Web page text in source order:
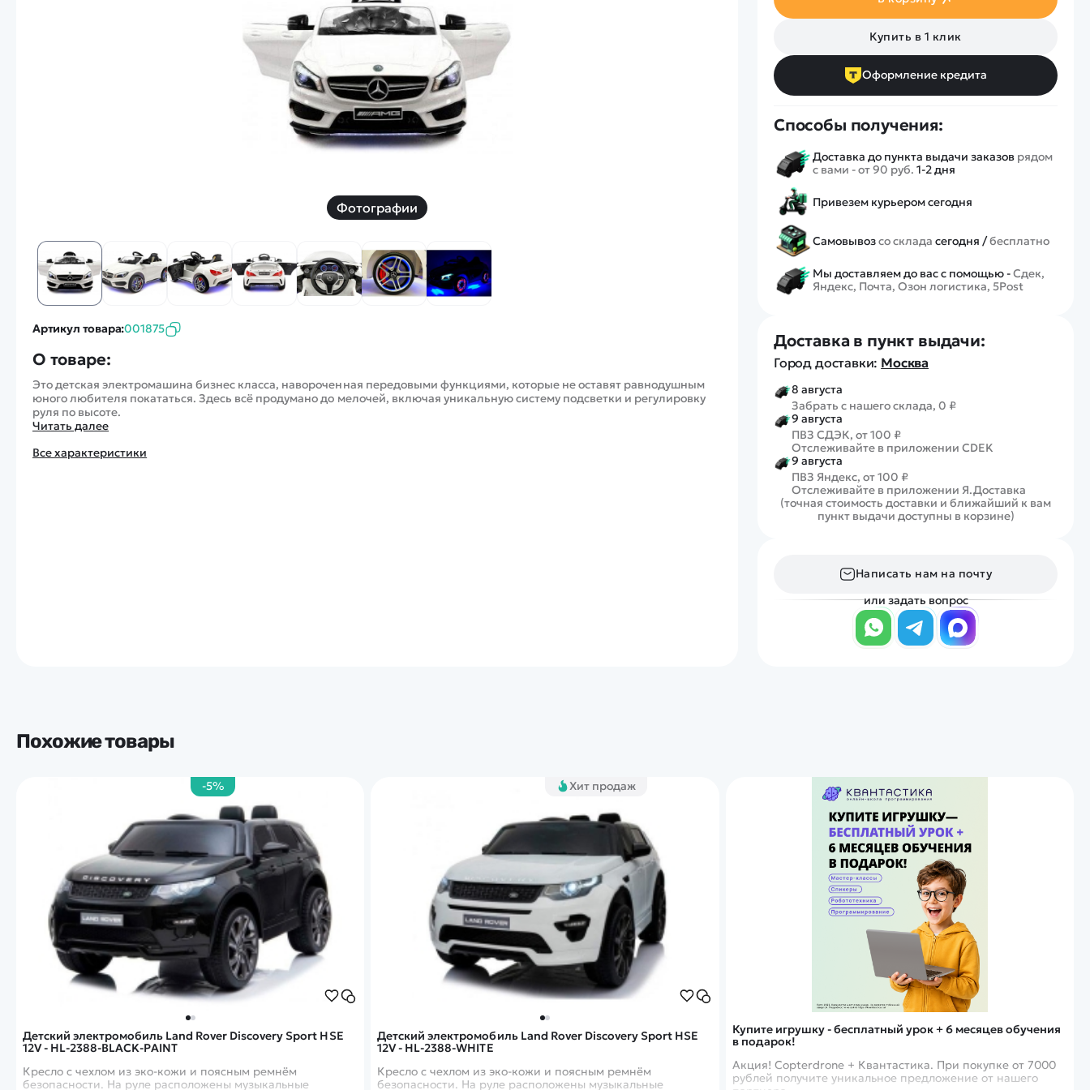
Дроны с 4k камерой
Скоростной катер
Вертолетик для детей ну пульте
Машины 1 к 10
Скидки
-30%
Фотографии
Артикул товара:001875
О товаре:
Это детская электромашина бизнес класса, навороченная передовыми функциями, которые не оставят равнодушным
юного любителя покататься. Здесь всё продумано до мелочей, включая уникальную систему подсветки и регулировку
руля по высоте.
Читать далее
Все характеристики
Купить в 1 клик
Оформление кредита
Способы получения:
Доставка до пункта выдачи заказов рядом
с вами - от 90 руб. 1-2 дня
Привезем курьером сегодня
Самовывозсо склада сегодня /бесплатно
Мы доставляем до вас с помощью -Сдек,
Яндекс, Почта, Озон логистика, 5Post
Доставка в пункт выдачи:
Город доставки: Москва
8 августа
Забрать с нашего склада, 0 ₽
9 августа
ПВЗ СДЭК, от 100 ₽
Отслеживайте в приложении CDEK
9 августа
ПВЗ Яндекс, от 100 ₽
Отслеживайте в приложении Я.Доставка
(точная стоимость доставки и ближайший к вам
пункт выдачи доступны в корзине)
Написать нам на почту
или задать вопрос
Похожие товары
Купите игрушку - бесплатный урок + 6 месяцев обучения
в подарок!
Акция! Copterdrone + Квантастика. При покупке от 7000
рублей получите уникальное предложение от нашего
-5%
Детский электромобиль Land Rover Discovery Sport HSE
12V - HL-2388-BLACK-PAINT
Кресло с чехлом из эко-кожи и поясным ремнём
безопасности. На руле расположены музыкальные
Хит продаж
Детский электромобиль Land Rover Discovery Sport HSE
12V - HL-2388-WHITE
Кресло с чехлом из эко-кожи и поясным ремнём
безопасности. На руле расположены музыкальные
Заказать звонок
Наши соцсети:
Спецтехника
Железные дороги
Конструкторы
Запчасти для моделей